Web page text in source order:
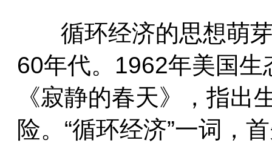
循环经济的思想萌
60年代。1962年美国生
《寂静的春天》，指出
险。“循环经济”一词，